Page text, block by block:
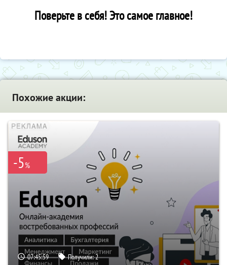
Поверьте в себя! Это самое главное!
Похожие акции:
-5%
07:45:58 Получили:2